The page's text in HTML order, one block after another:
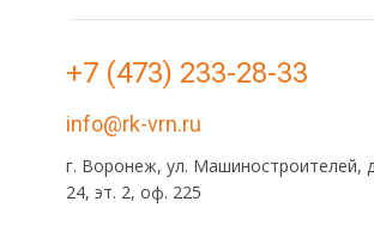
+7 (473) 233-28-33
info@rk-vrn.ru
г. Воронеж, ул. Машиностроителей,
24, эт. 2, оф. 225